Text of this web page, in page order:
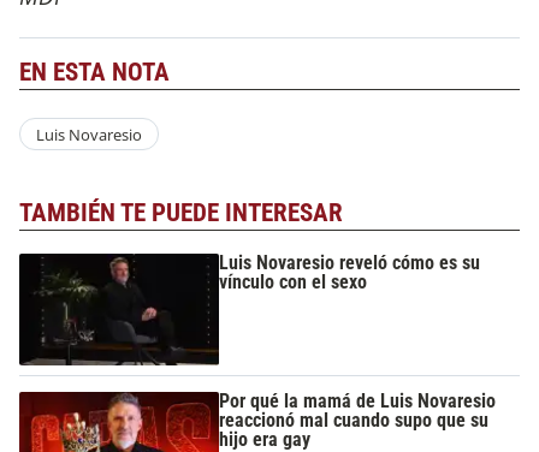
EN ESTA NOTA
Luis Novaresio
TAMBIÉN TE PUEDE INTERESAR
Luis Novaresio reveló cómo es su
vínculo con el sexo
Por qué la mamá de Luis Novaresio
reaccionó mal cuando supo que su
hijo era gay